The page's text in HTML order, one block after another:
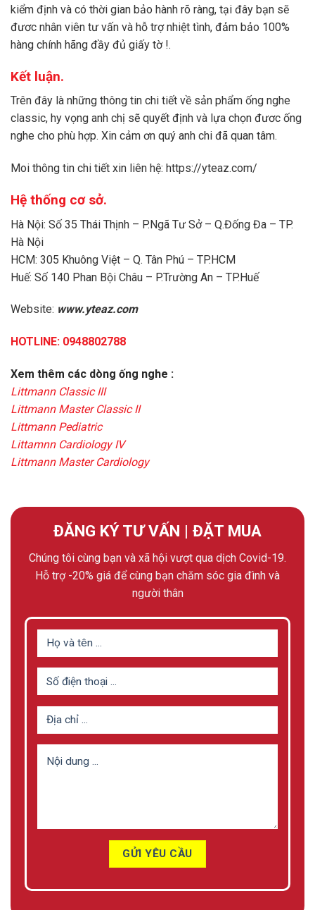
kiểm định và có thời gian bảo hành rõ ràng, tại đây bạn sẽ
đươc nhân viên tư vấn và hỗ trợ nhiệt tình, đảm bảo 100%
hàng chính hãng đầy đủ giấy tờ !.
Kết luận.
Trên đây là những thông tin chi tiết về sản phẩm ống nghe
classic, hy vọng anh chị sẽ quyết định và lựa chọn đươc ống
nghe cho phù hợp. Xin cảm ơn quý anh chi đã quan tâm.
Moi thông tin chi tiết xin liên hệ: https://yteaz.com/
Hệ thống cơ sở.
Hà Nội: Số 35 Thái Thịnh – P.Ngã Tư Sở – Q.Đống Đa – TP.
Hà Nội
HCM: 305 Khuông Việt – Q. Tân Phú – TP.HCM
Huế: Số 140 Phan Bội Châu – P.Trường An – TP.Huế
Website: www.yteaz.com
HOTLINE: 0948802788
Xem thêm các dòng ống nghe :
Littmann Classic III
Littmann Master Classic II
Littmann Pediatric
Littamnn Cardiology IV
Littmann Master Cardiology
ĐĂNG KÝ TƯ VẤN | ĐẶT MUA
Chúng tôi cùng bạn và xã hội vượt qua dịch Covid-19.
Hỗ trợ -20% giá để cùng bạn chăm sóc gia đình và
người thân